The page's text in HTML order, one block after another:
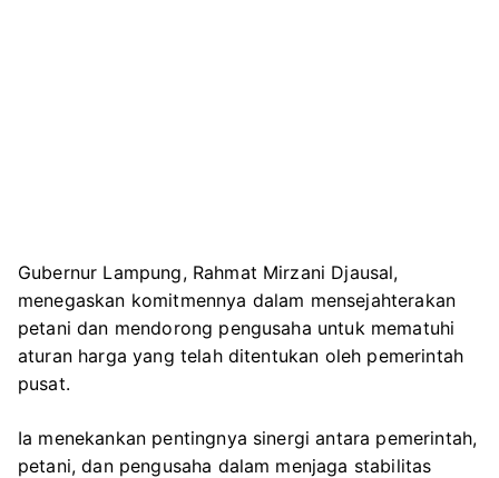
Gubernur Lampung, Rahmat Mirzani Djausal,
menegaskan komitmennya dalam mensejahterakan
petani dan mendorong pengusaha untuk mematuhi
aturan harga yang telah ditentukan oleh pemerintah
pusat.
Ia menekankan pentingnya sinergi antara pemerintah,
petani, dan pengusaha dalam menjaga stabilitas